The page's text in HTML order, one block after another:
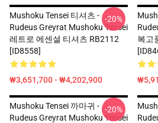
Mushoku Tensei 티셔츠 -
Rudeus Greyrat Mushoku Tensei
레트로 에센셜 티셔츠 RB2112
[ID8558]
₩3,651,700 - ₩4,202,900
-20%
복고
Mushoku Tensei 까마귀 -
Rudeus Greyrat Mushoku Tensei
-20%